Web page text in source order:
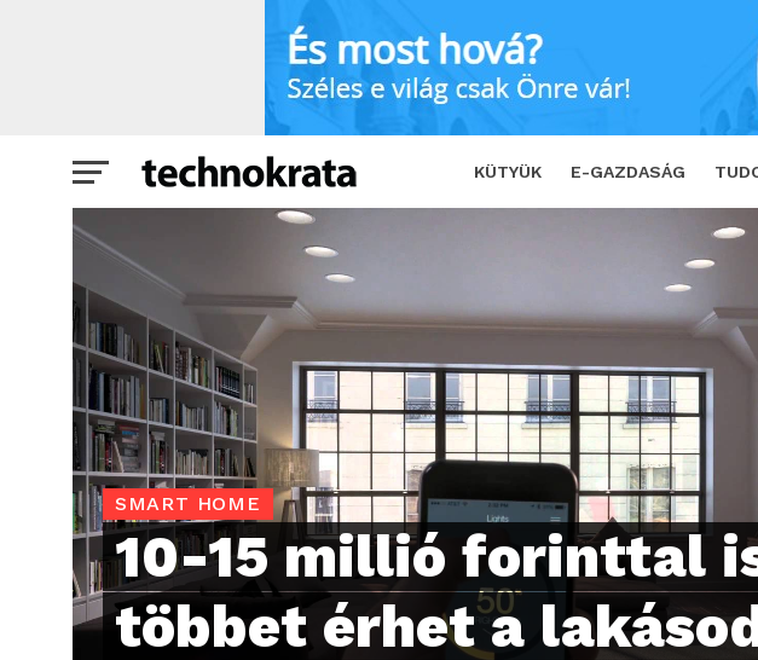
KÜTYÜK E-GAZDASÁG
10-15 millió forinttal is többet érhet a lakásod, ha
SMART HOME
10-15 millió forinttal
többet érhet a